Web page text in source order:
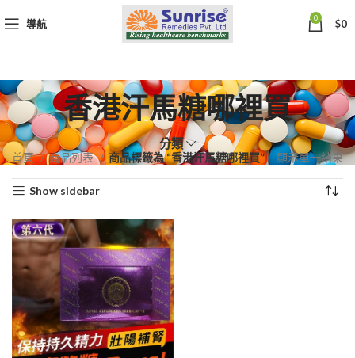
導航 0 $0
香港汗馬糖哪裡買
分類
首頁 商品列表 商品標籤為 “香港汗馬糖哪裡買” 顯示單一結果
Show sidebar